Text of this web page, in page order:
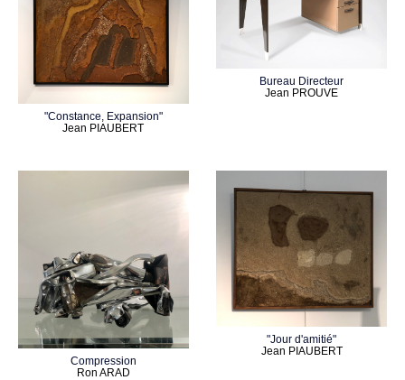
"Constance, Expansion"
Jean PIAUBERT
Bureau Directeur
Jean PROUVE
Compression
Ron ARAD
"Jour d'amitié"
Jean PIAUBERT